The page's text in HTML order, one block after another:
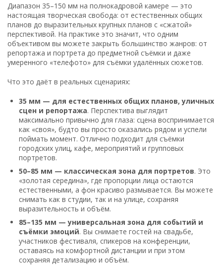
Диапазон 35–150 мм на полнокадровой камере — это
настоящая творческая свобода: от естественных общих
планов до выразительных крупных планов с «сжатой»
перспективой. На практике это значит, что одним
объективом вы можете закрыть большинство жанров: от
репортажа и портрета до предметной съёмки и даже
умеренного «телефото» для съёмки удалённых сюжетов.
Что это даёт в реальных сценариях:
35 мм — для естественных общих планов, уличных
сцен и репортажа. Перспектива выглядит
максимально привычно для глаза: сцена воспринимается
как «своя», будто вы просто оказались рядом и успели
поймать момент. Отлично подходит для съёмки
городских улиц, кафе, мероприятий и групповых
портретов.
50–85 мм — классическая зона для портретов. Это
«золотая середина», где пропорции лица остаются
естественными, а фон красиво размывается. Вы можете
снимать как в студии, так и на улице, сохраняя
выразительность и объём.
85–135 мм — универсальная зона для событий и
съёмки эмоций. Вы снимаете гостей на свадьбе,
участников фестиваля, спикеров на конференции,
оставаясь на комфортной дистанции и при этом
сохраняя детализацию и объём.